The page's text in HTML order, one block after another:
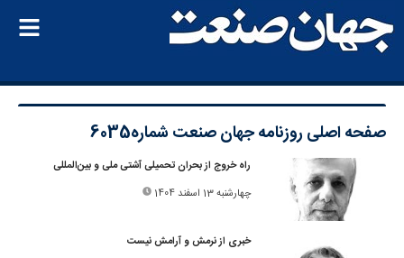
صفحه اصلی روزنامه جهان صنعت شماره6035
راه خروج از بحران تحمیلی آشتی ملی و بین‌المللی
چهارشنبه 13 اسفند 1404
خبری از نرمش و آرامش نیست